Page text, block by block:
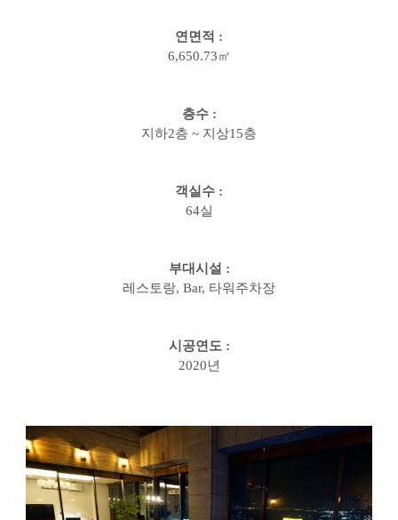
연면적 :
6,650.73㎡
층수:
지하2층 ~ 지상15층
객실수 :
64실
부대시설 :
레스토랑, Bar, 타워주차장
시공연도 :
2020년